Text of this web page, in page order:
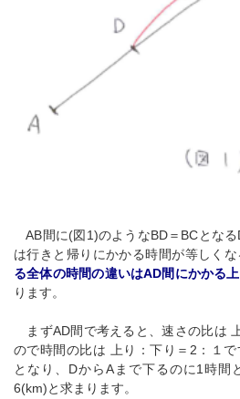
AB間に(図1)のようなBD＝BCとな
は行きと帰りにかかる時間が等しくな
る全体の時間の違いはAD間にかかる
ります。
まずAD間で考えると、速さの比は
ので時間の比は 上り：下り＝2：１
となり、DからAまで下るのに1時間
6(km)と求まります。